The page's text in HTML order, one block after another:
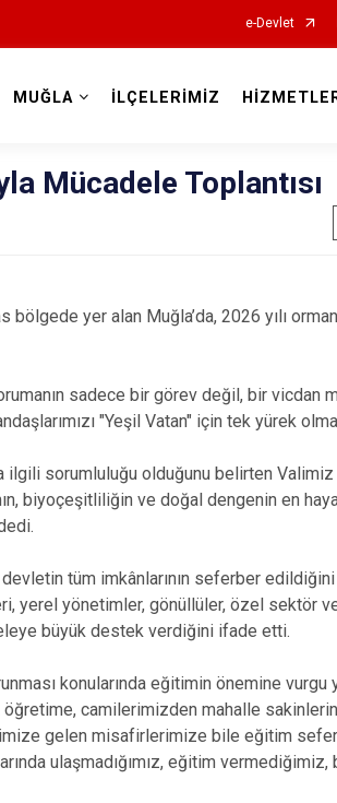
e-Devlet
MUĞLA İLÇELERİMİZ
Mücadele Toplantısı
bölgede yer alan Muğla’da, 2026 yılı
sadece bir görev değil, bir vicdan
"Yeşil Vatan" için tek yürek
ilgili sorumluluğu olduğunu belirten Valimiz
biyoçeşitliliğin ve doğal dengenin en
tüm imkânlarının seferber
yerel yönetimler, gönüllüler, özel sektör
büyük destek verdiğini ifade etti.
konularında eğitimin önemine vurgu
camilerimizden mahalle
gelen misafirlerimize bile eğitim
ulaşmadığımız, eğitim